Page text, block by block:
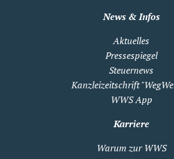
News & Infos
Aktuelles
Pressespiegel
Steuernews
Kanzleizeitschrift
WWS App
Karriere
Warum zur WWS